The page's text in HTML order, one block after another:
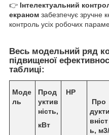
👉 Інтелектуальний
екраном забезпечує зручне
контроль усіх робочих
Весь модельний ряд
підвищеної
таблиці:
Моде
ль
Прод
уктив
ність,
кВт
НР
Про
дукти
вніст
ь, м3/